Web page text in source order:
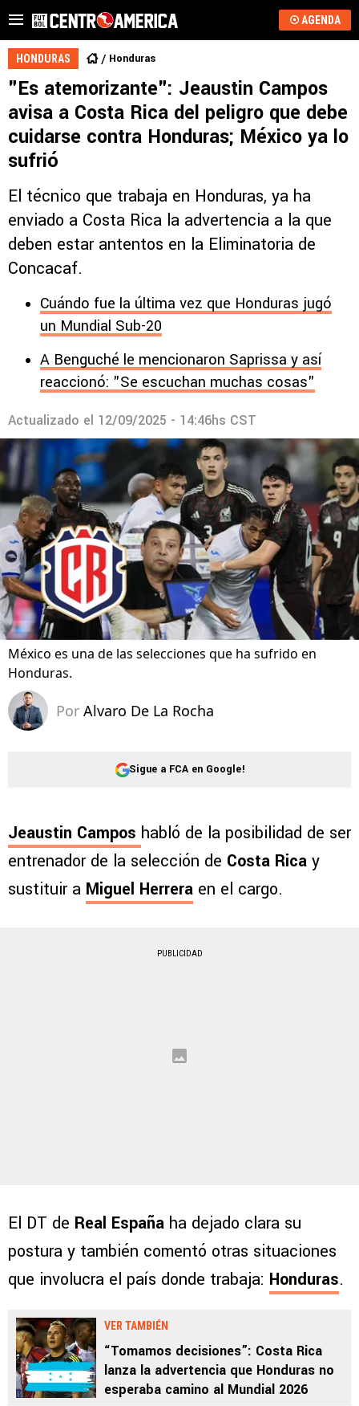
AGENDA
HONDURAS Honduras
"Es atemorizante": Jeaustin Campos
avisa a Costa Rica del peligro que debe
cuidarse contra Honduras; México ya lo
sufrió
El técnico que trabaja en Honduras, ya ha
enviado a Costa Rica la advertencia a la que
deben estar antentos en la Eliminatoria de
Concacaf.
Cuándo fue la última vez que Honduras jugó
un Mundial Sub-20
A Benguché le mencionaron Saprissa y así
reaccionó: "Se escuchan muchas cosas"
Actualizado el 12/09/2025 - 14:46hs CST
México es una de las selecciones que ha sufrido en
Honduras.
Por Alvaro De La Rocha
Sigue a FCA en Google!
Jeaustin Campos habló de la posibilidad de ser
entrenador de la selección de Costa Rica y
sustituir a Miguel Herrera en el cargo.
PUBLICIDAD
El DT de Real España ha dejado clara su
postura y también comentó otras situaciones
que involucra el país donde trabaja: Honduras.
VER TAMBIÉN
“Tomamos decisiones”: Costa Rica
lanza la advertencia que Honduras no
esperaba camino al Mundial 2026